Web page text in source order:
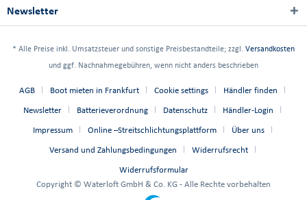
Newsletter
* Alle Preise inkl. Umsatzsteuer und sonstige Preisbestandteile; zzgl. Versandkosten
und ggf. Nachnahmegebühren, wenn nicht anders beschrieben
AGB Boot mieten in Frankfurt Cookie settings Händler finden
Newsletter Batterieverordnung Datenschutz Händler-Login
Impressum Online –Streitschlichtungsplattform Über uns
Versand und Zahlungsbedingungen Widerrufsrecht
Widerrufsformular
Copyright © Waterloft GmbH & Co. KG - Alle Rechte vorbehalten